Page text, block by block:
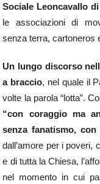
Sociale Leoncavallo
le associazioni di
senza terra, cartoneros
Un lungo discorso
a braccio, nel quale il
volte la parola “lotta”.
“con coraggio ma
senza fanatismo, con
dall’amore per i poveri,
e di tutta la Chiesa,
nel momento in cui